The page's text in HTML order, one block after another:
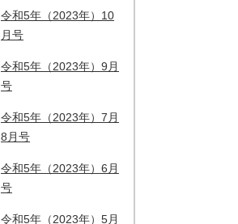
令和5年（2023年）10
月号
令和5年（2023年）9月
号
令和5年（2023年）7月
8月号
令和5年（2023年）6月
号
令和5年（2023年）5月